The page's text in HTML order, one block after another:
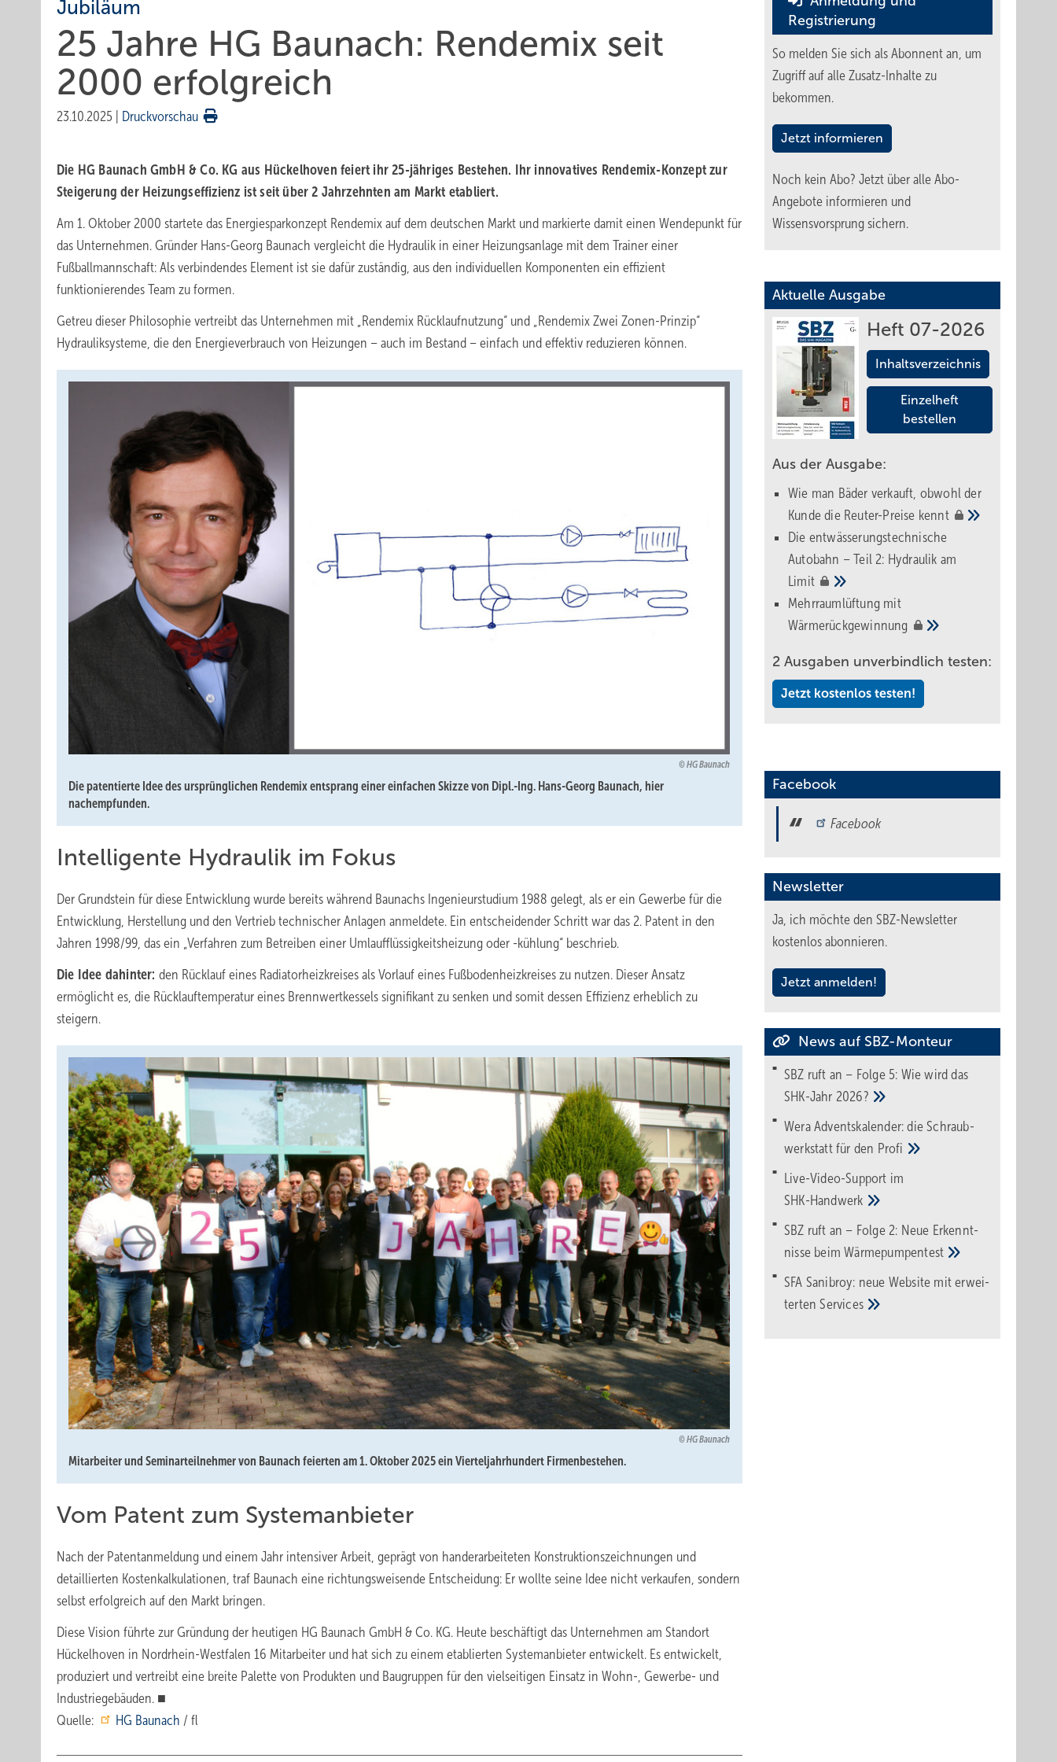
Jubiläum
25 Jahre HG Bau­nach: Ren­de­mix seit
2000 er­folg­reich
23.10.2025 Druckvorschau
Die HG Baunach GmbH & Co. KG aus Hückelhoven feiert ihr 25-jähriges Bestehen. Ihr innovatives Rendemix-Konzept zur
Steigerung der Heizungseffizienz ist seit über 2 Jahrzehnten am Markt etabliert.
Am 1. Oktober 2000 startete das Energiesparkonzept Rendemix auf dem deutschen Markt und markierte damit einen Wendepunkt für
das Unternehmen. Gründer Hans-Georg Baunach vergleicht die Hydraulik in einer Heizungsanlage mit dem Trainer einer
Fußballmannschaft: Als verbindendes Element ist sie dafür zuständig, aus den individuellen Komponenten ein effizient
funktionierendes Team zu formen.
Getreu dieser Philosophie vertreibt das Unternehmen mit „Rendemix Rücklaufnutzung“ und „Rendemix Zwei Zonen-Prinzip“
Hydrauliksysteme, die den Energieverbrauch von Heizungen – auch im Bestand – einfach und effektiv reduzieren können.
HG Baunach
Die patentierte Idee des ursprünglichen Rendemix entsprang einer einfachen Skizze von Dipl.-Ing. Hans-Georg Baunach, hier
nachempfunden.
Intelligente Hydraulik im Fokus
Der Grundstein für diese Entwicklung wurde bereits während Baunachs Ingenieurstudium 1988 gelegt, als er ein Gewerbe für die
Entwicklung, Herstellung und den Vertrieb technischer Anlagen anmeldete. Ein entscheidender Schritt war das 2. Patent in den
Jahren 1998/99, das ein „Verfahren zum Betreiben einer Umlaufflüssigkeitsheizung oder -kühlung“ beschrieb.
Die Idee dahinter: den Rücklauf eines Radiatorheizkreises als Vorlauf eines Fußbodenheizkreises zu nutzen. Dieser Ansatz
ermöglicht es, die Rücklauftemperatur eines Brennwertkessels signifikant zu senken und somit dessen Effizienz erheblich zu
steigern.
HG Baunach
Mitarbeiter und Seminarteilnehmer von Baunach feierten am 1. Oktober 2025 ein Vierteljahrhundert Firmenbestehen.
Vom Patent zum Systemanbieter
Nach der Patentanmeldung und einem Jahr intensiver Arbeit, geprägt von handerarbeiteten Konstruktionszeichnungen und
detaillierten Kostenkalkulationen, traf Baunach eine richtungsweisende Entscheidung: Er wollte seine Idee nicht verkaufen, sondern
selbst erfolgreich auf den Markt bringen.
Diese Vision führte zur Gründung der heutigen HG Baunach GmbH & Co. KG. Heute beschäftigt das Unternehmen am Standort
Hückelhoven in Nordrhein-Westfalen 16 Mitarbeiter und hat sich zu einem etablierten Systemanbieter entwickelt. Es entwickelt,
produziert und vertreibt eine breite Palette von Produkten und Baugruppen für den vielseitigen Einsatz in Wohn-, Gewerbe- und
Industriegebäuden. ■
Quelle:
HG Baunach / fl
Registrierung
So melden Sie sich als Abonnent an, um
Zugriff auf alle Zusatz-Inhalte zu
bekommen.
Jetzt informieren
Noch kein Abo? Jetzt über alle Abo-
Angebote informieren und
Wissensvorsprung sichern.
Aktuelle Ausgabe
Heft 07-2026
Inhaltsverzeichnis
Einzelheft
bestellen
Aus der Ausgabe:
Wie man Bäder verkauft, obwohl der
Kunde die Reuter-Preise kennt
Die entwässerungstechnische
Autobahn – Teil 2: Hydraulik am
Limit
Mehrraumlüftung mit
Wärmerückgewinnung
2 Ausgaben unverbindlich testen:
Jetzt kostenlos testen!
Facebook
Facebook
Newsletter
Ja, ich möchte den SBZ-Newsletter
kostenlos abonnieren.
Jetzt anmelden!
News auf SBZ-Monteur
SBZ ruft an – Folge 5: Wie wird das
SHK-Jahr 2026?
Wera Adventskalender: die Schraub­
werk­statt für den Pro­fi
Live-Video-Support im
SHK-Handwerk
SBZ ruft an – Folge 2: Neue Erkennt­
nisse beimWärme­pumpen­test
SFA Sanibroy: neue Web­site mit erwei­
tertenServices